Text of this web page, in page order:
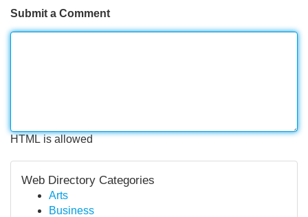
Submit a Comment
HTML is allowed
Web Directory Categories
Arts
Business